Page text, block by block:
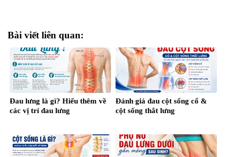
Bài viết liên quan:
Đau lưng là gì? Hiểu thêm về
các vị trí đau lưng
Đánh giá đau cột sống cổ &
cột sống thắt lưng